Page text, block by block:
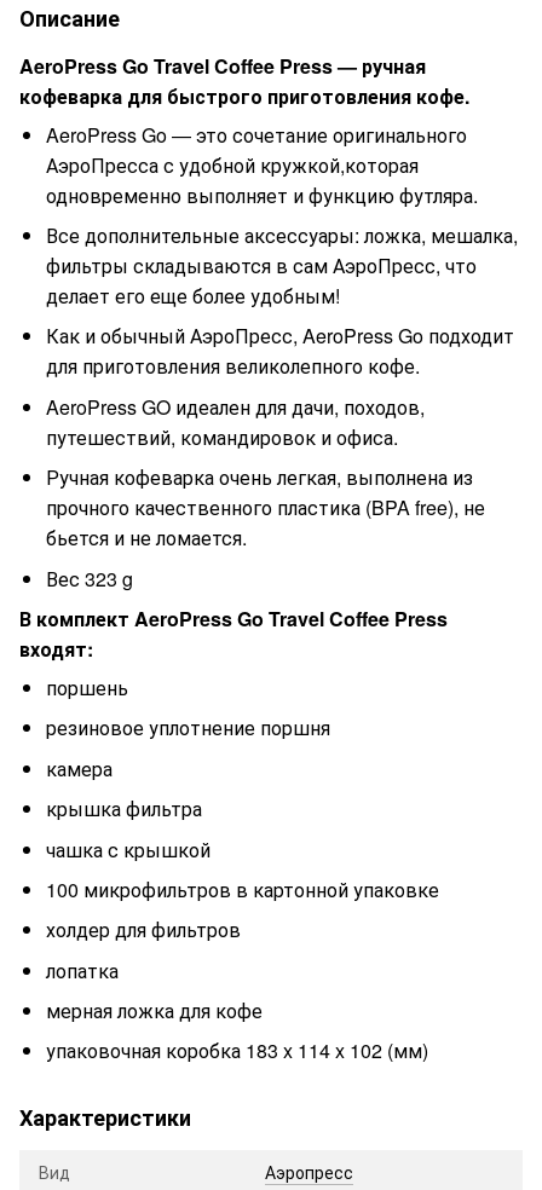
Описание
AeroPress Go Travel Coffee Press — ручная
кофеварка для быстрого приготовления кофе.
AeroPress Go — это сочетание оригинального
АэроПресса с удобной кружкой,которая
одновременно выполняет и функцию футляра.
Все дополнительные аксессуары: ложка, мешалка,
фильтры складываются в сам АэроПресс, что
делает его еще более удобным!
Как и обычный АэроПресс, AeroPress Go подходит
для приготовления великолепного кофе.
AeroPress GO идеален для дачи, походов,
путешествий, командировок и офиса.
Ручная кофеварка очень легкая, выполнена из
прочного качественного пластика (BPA free), не
бьется и не ломается.
Вес 323 g
В комплект AeroPress Go Travel Coffee Press
входят:
поршень
резиновое уплотнение поршня
камера
крышка фильтра
чашка с крышкой
100 микрофильтров в картонной упаковке
холдер для фильтров
лопатка
мерная ложка для кофе
упаковочная коробка 183 x 114 x 102 (мм)
Характеристики
Вид Аэропресс